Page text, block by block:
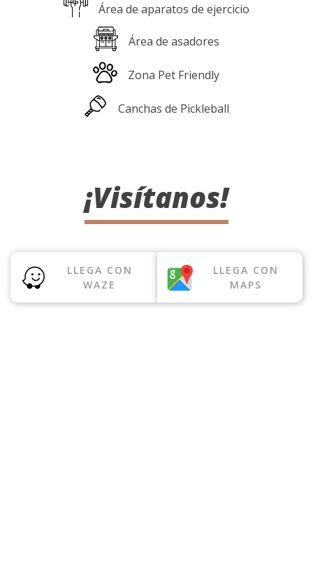
Área de aparatos de ejercicio
Área de asadores
Zona Pet Friendly
Canchas de Pickleball
¡Visítanos!
LLEGA CON
WAZE
LLEGA CON
MAPS